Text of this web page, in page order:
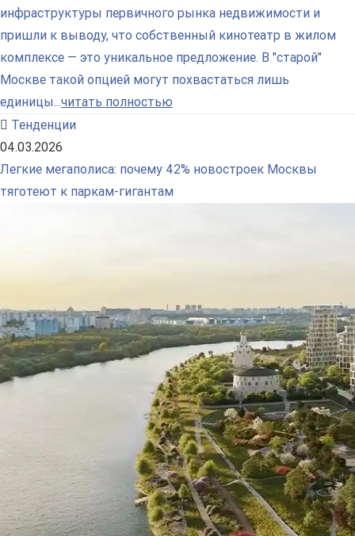
инфраструктуры первичного рынка недвижимости и
пришли к выводу, что собственный кинотеатр в жилом
комплексе — это уникальное предложение. В "старой"
Москве такой опцией могут похвастаться лишь
единицы...читать полностью
Тенденции
04.03.2026
Легкие мегаполиса: почему 42% новостроек Москвы
тяготеют к паркам-гигантам